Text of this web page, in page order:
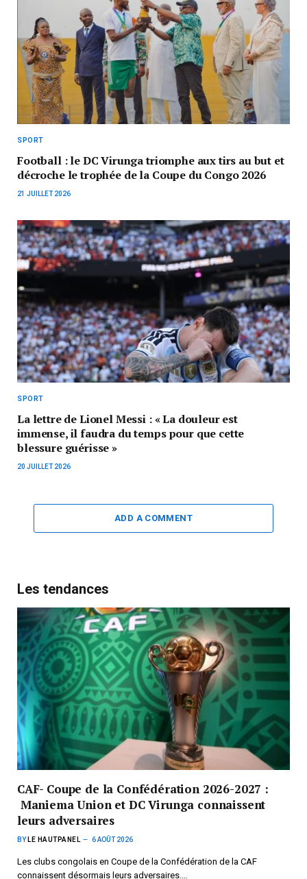
SPORT
Football : le DC Virunga triomphe aux tirs au but et
décroche le trophée de la Coupe du Congo 2026
21 JUILLET 2026
SPORT
La lettre de Lionel Messi : « La douleur est
immense, il faudra du temps pour que cette
blessure guérisse »
20 JUILLET 2026
ADD A COMMENT
Les tendances
CAF- Coupe de la Confédération 2026-2027 :
Maniema Union et DC Virunga connaissent
leurs adversaires
BY LE HAUTPANEL 6 AOÛT 2026
Les clubs congolais en Coupe de la Confédération de la CAF
connaissent désormais leurs adversaires.…